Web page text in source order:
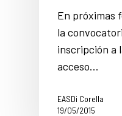
En próximas
la
inscripción a
acceso…
EASDi Corella
19/05/2015